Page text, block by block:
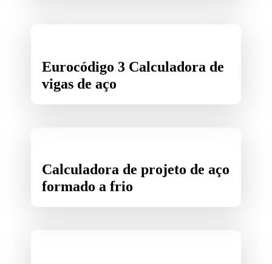
Eurocódigo 3 Calculadora de
vigas de aço
Calculadora de projeto de aço
formado a frio